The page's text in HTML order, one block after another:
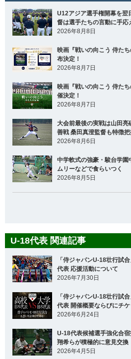
U12アジア選手権開幕を翌
督は選手たちの言動に手応
2026年8月8日
映画『戦いの向こう 侍た
布決定！
2026年8月7日
映画『戦いの向こう 侍た
催決定！
2026年8月7日
大会前最後の実戦は山田
善戦 桑田真澄監督も特徴把
2026年8月6日
中学軟式の強豪・駿台学園
ムリーなどで食らいつく
2026年8月5日
U-18代表 関連記事
「侍ジャパンU-18壮行試
代表 応援活動について
2026年7月30日
「侍ジャパンU-18壮行試
代表 開催概要ならびにチ
2026年6月24日
U-18代表候補選手強化合
翔希らが積極的に意見交換
2026年4月5日